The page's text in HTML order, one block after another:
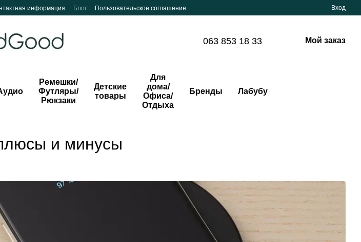
информация Блог Пользовательское соглашение Вход
063 853 18 33 Мой заказ
Ремешки/
Футляры/
Рюкзаки
Детские
товары
Для
дома/
Офиса/
Отдыха
Бренды Лабубу
и минусы